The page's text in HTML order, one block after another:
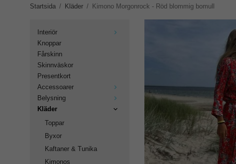
Startsida / Kläder / Kimono Morgonrock - Röd blommig bomull
Interiör
Knoppar
Fårskinn
Skinnväskor
Presentkort
Accessoarer
Belysning
Kläder
Toppar
Byxor
Kaftaner & Tunika
Kimonos